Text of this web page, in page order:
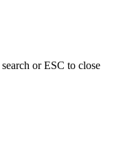
or ESC to close